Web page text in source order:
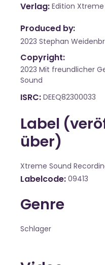
Verlag Edition
Produced by:
2023 Stephan
Copyright:
2023 Mit freundlicher
Sound
ISRC DEEQ82300033
Label
über)
Xtreme Sound
Labelcode 09413
Genre
Schlager